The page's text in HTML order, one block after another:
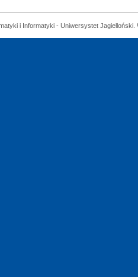
i Informatyki - Uniwersystet